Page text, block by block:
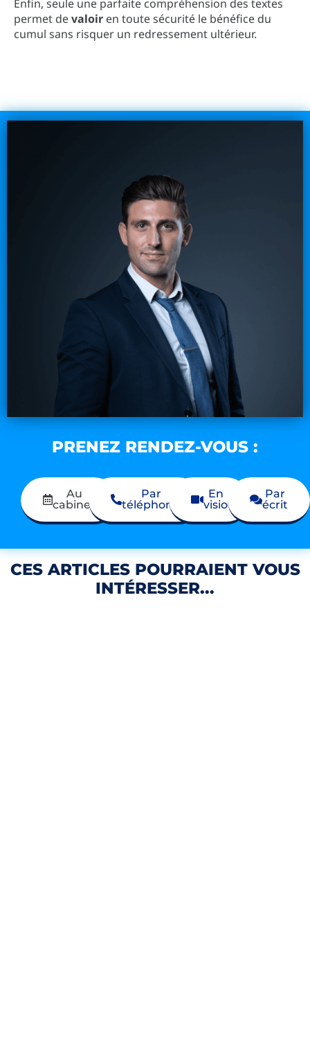
Enfin, seule une parfaite compréhension des textes
permet devaloir en toute sécurité le bénéfice du
cumul sans risquer un redressement ultérieur.
PRENEZ RENDEZ-VOUS :
Au
cabinet
Par
téléphone
En
visio
Par
écrit
CES ARTICLES POURRAIENT VOUS
INTÉRESSER...